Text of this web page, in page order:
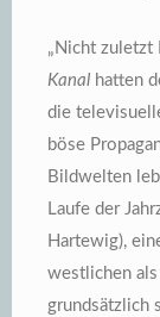
„Nicht zuletzt
Kanal hatten
die
böse
Bildwelten
Laufe der
Hartewig),
westlichen
grundsätzlich